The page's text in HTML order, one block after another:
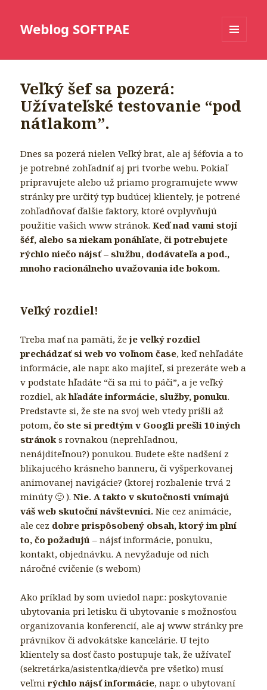
Weblog SOFTPAE
Veľký šef sa pozerá:
Užívateľské testovanie “pod
nátlakom”.
Dnes sa pozerá nielen Veľký brat, ale aj šéfovia a to
je potrebné zohľadniť aj pri tvorbe webu. Pokiaľ
pripravujete alebo už priamo programujete www
stránky pre určitý typ budúcej klientely, je potrené
zohľadňovať ďalšie faktory, ktoré ovplyvňujú
použitie vašich www stránok.Keď nad vami stojí
šéf, alebo sa niekam ponáhľate, či potrebujete
rýchlo niečo nájsť – službu, dodávateľa a pod.,
mnoho racionálneho uvažovania ide bokom.
Veľký rozdiel!
Treba mať na pamäti, žeje veľký rozdiel
prechádzať si web vo voľnom čase, keď nehľadáte
informácie, ale napr. ako majiteľ, si prezeráte web a
v podstate hľadáte “či sa mi to páči”, a je veľký
rozdiel, akhľadáte informácie, služby, ponuku.
Predstavte si, že ste na svoj web vtedy prišli až
potom,čo ste si predtým v Googli prešli 10 iných
stránoks rovnakou (neprehľadnou,
nenájditeľnou?) ponukou. Budete ešte nadšení z
blikajucého krásneho banneru, či vyšperkovanej
animovanej navigácie? (ktorej rozbalenie trvá 2
minúty 🙂 ).Nie. A takto v skutočnosti vnímajú
váš web skutoční návštevníci. Nie cez animácie,
ale cez dobre prispôsobený obsah, ktorý im plní
to, čo požadujú – nájsť informácie, ponuku,
kontakt, objednávku. A nevyžaduje od nich
náročné cvičenie (s webom)
Ako príklad by som uviedol napr.: poskytovanie
ubytovania pri letisku či ubytovanie s možnosťou
organizovania konferencií, ale aj www stránky pre
právnikov či advokátske kancelárie. U tejto
klientely sa dosť často postupuje tak, že užívateľ
(sekretárka/asistentka/dievča pre všetko) musí
veľmirýchlo nájsť informácie, napr. o ubytovaní